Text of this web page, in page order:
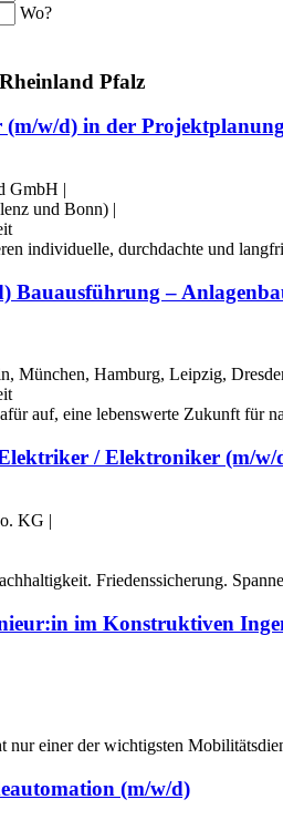
Wo?
Pfalz
(m/w/d) in der
GmbH |
und Bonn) |
individuelle, durchdachte und
Bauausführung –
München, Hamburg, Leipzig,
auf, eine lebenswerte Zukunft für
/ Elektroniker (m/w/
KG |
Friedens­sicherung.
im Konstruktiven
nur einer der wichtigsten
(m/w/d)